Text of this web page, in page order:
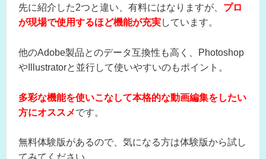
先に紹介した2つと違い、有料にはなりますが、 プロ
が現場で使用するほど機能が充実しています。
他のAdobe製品とのデータ互換性も高く、Photoshop
やIllustratorと並行して使いやすいのもポイント。
多彩な機能を使いこなして本格的な動画編集をしたい
方にオススメです。
無料体験版があるので、気になる方は体験版から試し